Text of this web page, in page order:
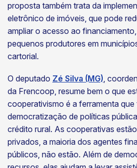
proposta também trata da
eletrônico de imóveis, que pode
ampliar o acesso ao
pequenos produtores em
cartorial.
O deputado Zé Silva (MG),
da Frencoop, resume bem o que
cooperativismo é a ferramenta que
democratização de políticas
crédito rural. As cooperativas
privados, a maioria dos agentes
públicos, não estão. Além de